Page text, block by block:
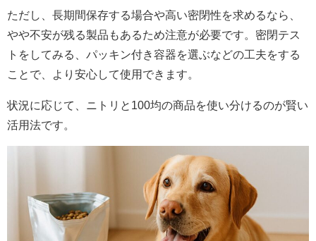
ただし、長期間保存する場合や高い密閉性を求めるなら、
やや不安が残る製品もあるため注意が必要です。密閉テス
トをしてみる、パッキン付き容器を選ぶなどの工夫をする
ことで、より安心して使用できます。
状況に応じて、ニトリと100均の商品を使い分けるのが賢い
活用法です。